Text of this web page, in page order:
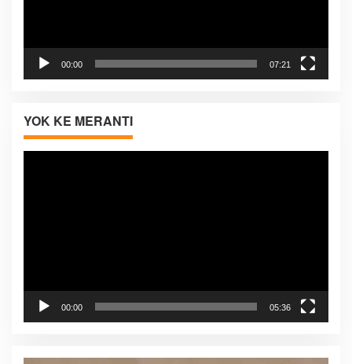
00:00 07:21
YOK KE MERANTI
00:00 05:36